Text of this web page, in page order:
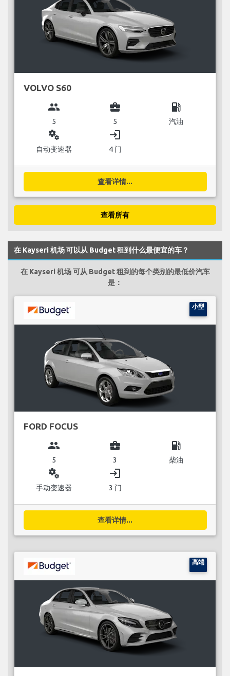
VOLVO S60
group
5
business_center
5
local_gas_station
汽油
miscellaneous_services
自动变速器
login
4 门
查看详情...
查看所有
在 Kayseri 机场 可以从 Budget 租到什么最便宜的车？
在 Kayseri 机场 可从 Budget 租到的每个类别的最低价汽车
是：
小型
FORD FOCUS
group
5
business_center
3
local_gas_station
柴油
miscellaneous_services
手动变速器
login
3 门
查看详情...
高端